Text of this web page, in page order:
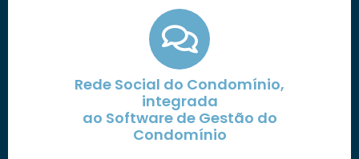
Rede Social do Condomínio,
integrada
ao Software de Gestão do
Condomínio